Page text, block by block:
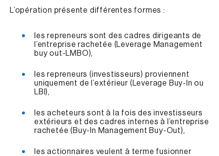
L’opération présente différentes formes :
les repreneurs sont des cadres dirigeants de
l’entreprise rachetée (Leverage Management
buy out-LMBO),
les repreneurs (investisseurs) proviennent
uniquement de l’extérieur ( Leverage Buy-In ou
LBI),
les acheteurs sont à la fois des investisseurs
extérieurs et des cadres internes à l’entreprise
rachetée ( Buy-In Management Buy-Out),
les actionnaires veulent à terme fusionner